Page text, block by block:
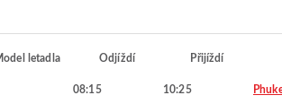
letadla Odjíždí Přijíždí
08:15 10:25